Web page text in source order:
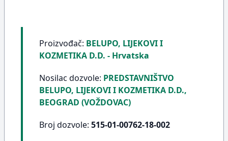
Proizvođač: BELUPO, LIJEKOVI I
KOZMETIKA D.D. - Hrvatska
Nosilac dozvole: PREDSTAVNIŠTVO
BELUPO, LIJEKOVI I KOZMETIKA D.D.,
BEOGRAD (VOŽDOVAC)
Broj dozvole: 515-01-00762-18-002